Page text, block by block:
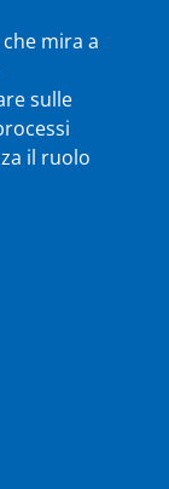
mira a
sulle
il ruolo